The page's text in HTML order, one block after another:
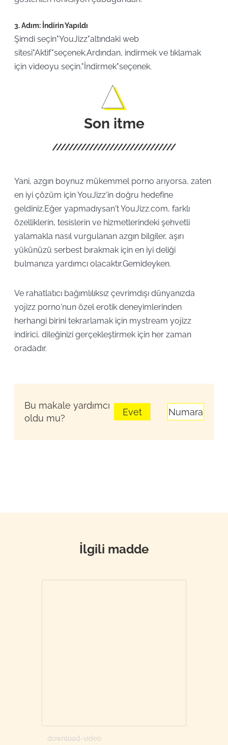
3. Adım: İndirin Yapıldı
Şimdi seçin"YouJizz"altındaki web
sitesi"Aktif"seçenek.Ardından, indirmek ve tıklamak
için videoyu seçin."İndirmek"seçenek.
Son itme
Yani, azgın boynuz mükemmel porno arıyorsa, zaten
en iyi çözüm için YouJizz'in doğru hedefine
geldiniz.Eğer yapmadıysan't YouJizz.com, farklı
özelliklerin, tesislerin ve hizmetlerindeki şehvetli
yalamakla nasıl vurgulanan azgın bilgiler, aşırı
yükünüzü serbest bırakmak için en iyi deliği
bulmanıza yardımcı olacaktır.Gemideyken.
Ve rahatlatıcı bağımlılıksız çevrimdışı dünyanızda
yojizz porno'nun özel erotik deneyimlerinden
herhangi birini tekrarlamak için mystream yojizz
indirici, dileğinizi gerçekleştirmek için her zaman
oradadır.
Bu makale yardımcı
oldu mu?
Evet Numara
İlgili madde
download-video